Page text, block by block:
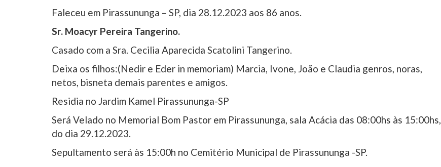
Faleceu em Pirassununga – SP, dia 28.12.2023 aos 86 anos.
Sr. Moacyr Pereira Tangerino.
Casado com a Sra. Cecilia Aparecida Scatolini Tangerino.
Deixa os filhos:(Nedir e Eder in memoriam) Marcia, Ivone, João e Claudia genros, noras,
netos, bisneta demais parentes e amigos.
Residia no Jardim Kamel Pirassununga-SP
Será Velado no Memorial Bom Pastor em Pirassununga, sala Acácia das 08:00hs às 15:00hs,
do dia 29.12.2023.
Sepultamento será às 15:00h no Cemitério Municipal de Pirassununga -SP.